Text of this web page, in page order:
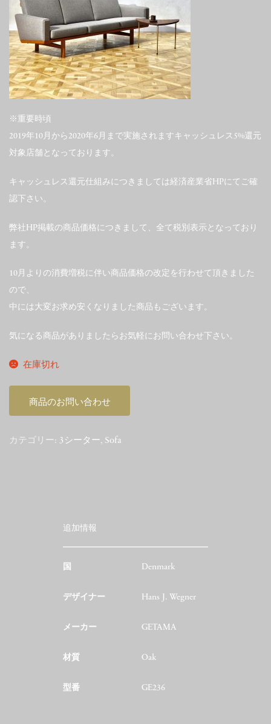
※重要時頃
2019年10月から2020年6月まで実施されますキャッシュレス5%還元
対象店舗となっております。
キャッシュレス還元仕組みにつきましては経済産業省HPにてご確
認下さい。
弊社HP掲載の商品価格につきまして、全て税別表示となっており
ます。
10月よりの消費増税に伴い商品価格の改定を行わせて頂きました
ので、
中には大変お求め安くなりました商品もございます。
気になる商品がありましたらお気軽にお問い合わせ下さい。
在庫切れ
商品のお問い合わせ
カテゴリー: 3シーター, Sofa
追加情報
国 Denmark
デザイナー Hans J. Wegner
メーカー GETAMA
材質 Oak
型番 GE236